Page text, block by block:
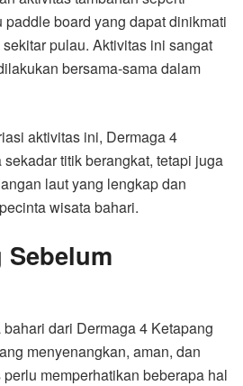
paddle board yang dapat dinikmati
pulau. Aktivitas ini sangat
bersama-sama dalam
aktivitas ini, Dermaga 4
titik berangkat, tetapi juga
laut yang lengkap dan
wisata bahari.
dari Dermaga 4 Ketapang
menyenangkan, aman, dan
memperhatikan beberapa hal